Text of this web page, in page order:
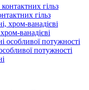
гільз
ванадієві
​​потужності